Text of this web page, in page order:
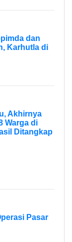
dan
Karhutla di
Akhirnya
Warga di
Ditangkap
Pasar